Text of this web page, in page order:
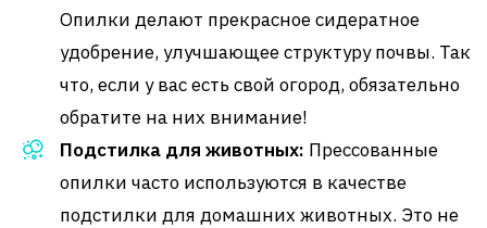
Опилки делают прекрасное сидератное
удобрение, улучшающее структуру почвы. Так
что, если у вас есть свой огород, обязательно
обратите на них внимание!
Подстилка для животных: Прессованные
опилки часто используются в качестве
подстилки для домашних животных. Это не